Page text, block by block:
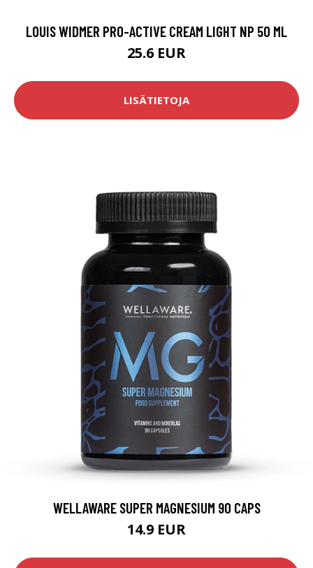
LOUIS WIDMER PRO-ACTIVE CREAM LIGHT NP 50 ML
25.6 EUR
LISÄTIETOJA
WELLAWARE SUPER MAGNESIUM 90 CAPS
14.9 EUR